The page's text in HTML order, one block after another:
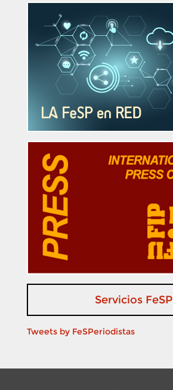
Servicios FeSP
Tweets by FeSPeriodistas